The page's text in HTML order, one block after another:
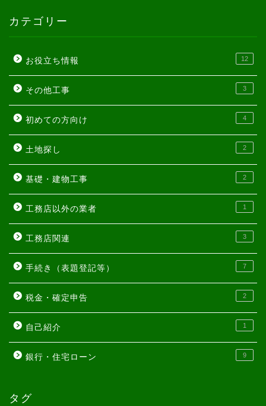
カテゴリー
お役立ち情報 12
その他工事 3
初めての方向け 4
土地探し 2
基礎・建物工事 2
工務店以外の業者 1
工務店関連 3
手続き（表題登記等） 7
税金・確定申告 2
自己紹介 1
銀行・住宅ローン 9
タグ